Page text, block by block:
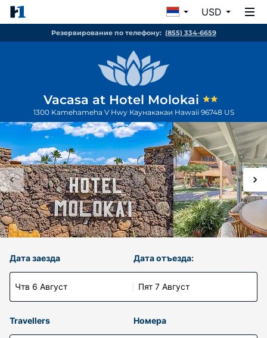
USD
Резервирование по телефону: (855) 334-6659
Vacasa at Hotel Molokai
1300 Kamehameha V Hwy Каунакакаи Hawaii 96748 US
Дата заезда
Чтв 6 Август
Дата отъезда:
Пят 7 Август
Travellers Номера